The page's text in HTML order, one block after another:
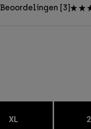
Beoordelingen [3]
XL